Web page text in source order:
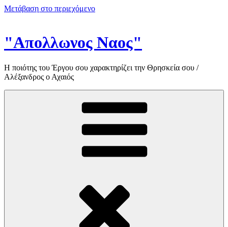
Μετάβαση στο περιεχόμενο
"Απολλωνος Ναος"
Η ποιότης του Έργου σου χαρακτηρίζει την Θρησκεία σου /
Αλέξανδρος ο Αχαιός